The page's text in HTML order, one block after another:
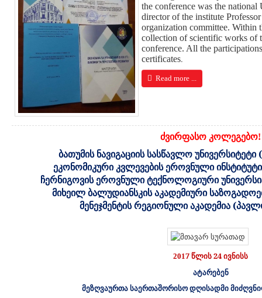
the conference was the
director of the institute
organization committee. Within
collection of scientific works of
conference. All the
certificates.
Read more ...
ძვირფასო კოლეგებო!
ბათუმის ნავიგაციის სასწავლო
ეკონომიკური კვლევების ეროვნული
ჩერნიგოვის ეროვნული ტექნოლოგიური
მიხეილ ბალუდიანსკის აკადემიური
მენეჯმენტის რეგიონული აკადემია
2017 წლის 24 ივნისს
ატარებენ
მეზღვაურთა საერთაშორისო დღისადმი